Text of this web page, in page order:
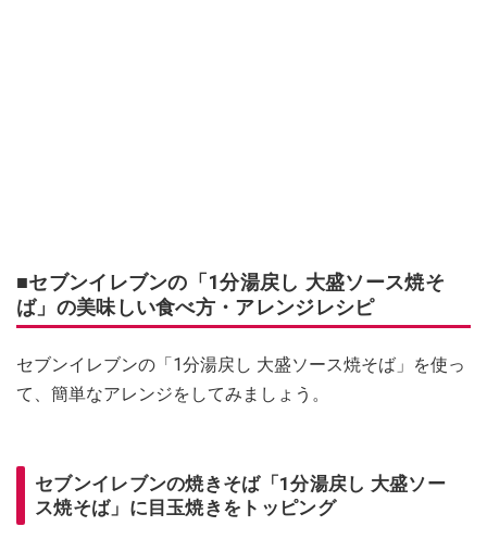
■セブンイレブンの「1分湯戻し 大盛ソース焼そ
ば」の美味しい食べ方・アレンジレシピ
セブンイレブンの「1分湯戻し 大盛ソース焼そば」を使っ
て、簡単なアレンジをしてみましょう。
セブンイレブンの焼きそば「1分湯戻し 大盛ソー
ス焼そば」に目玉焼きをトッピング